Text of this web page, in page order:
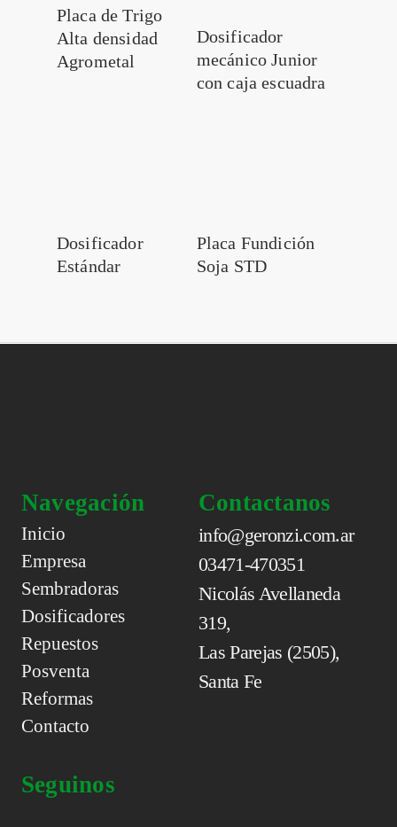
Placa de Trigo
Alta densidad
Agrometal
Dosificador
mecánico Junior
con caja escuadra
Dosificador
Estándar
Placa Fundición
Soja STD
Navegación
Inicio
Empresa
Sembradoras
Dosificadores
Repuestos
Posventa
Reformas
Contacto
Contactanos
info@geronzi.com.ar
03471-470351
Nicolás Avellaneda
319,
Las Parejas (2505),
Santa Fe
Seguinos